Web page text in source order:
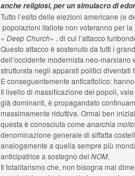
anche religiosi, per un simulacro di
Tutto l’esito delle elezioni americane (e
popolazioni italiote non voteranno per
« Deep Church« , di cui l’attacco
Questo attacco è sostenuto da tutti i
dell’occidente modernista neo-
strutturata negli apparati politici diventati
E conseguentemente anticattolico:
Il livello di massificazione dei popoli,
già dominanti, è propagandato
massimamente riduttiva. Ormai ben
questa è conosciuta come anarchia
denominazione generale di siffatta
analogamente a quella sempre più
anticipatrice a sostegno del NOM.
Il totalitarismo che, non bisogna mai